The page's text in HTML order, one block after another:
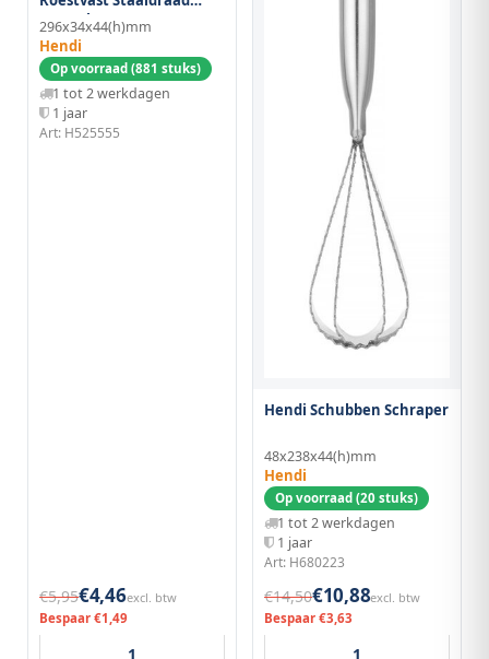
Borstelset - 2 St.
296x34x44(h)mm
Hendi
Op voorraad (881 stuks)
1 tot 2 werkdagen
1 jaar
Art: H525555
€5,95€4,46excl. btw
Bespaar €1,49
Hendi Schubben Schraper
48x238x44(h)mm
Hendi
Op voorraad (20 stuks)
1 tot 2 werkdagen
1 jaar
Art: H680223
€14,50€10,88excl. btw
Bespaar €3,63